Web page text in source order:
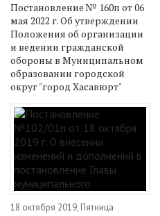
Постановление № 160п от 06
мая 2022 г. Об утверждении
Положения об организации
и ведении гражданской
обороны в Муниципальном
образовании городской
округ "город Хасавюрт"
18 октября 2019, Пятница